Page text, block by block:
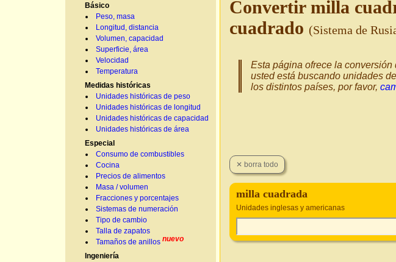
Básico
Peso, masa
Longitud, distancia
Volumen, capacidad
Superficie, área
Velocidad
Temperatura
Medidas históricas
Unidades históricas de peso
Unidades históricas de longitud
Unidades históricas de capacidad
Unidades históricas de área
Especial
Consumo de combustibles
Cocina
Precios de alimentos
Masa / volumen
Fracciones y porcentajes
Sistemas de numeración
Tipo de cambio
Talla de zapatos
Tamaños de anillos nuevo
Ingeniería
Convertir milla
cuadrado (Sistema de
Esta página ofrece la
usted está buscando unidades
los distintos países, por favor,
milla cuadrada
Unidades inglesas y americanas